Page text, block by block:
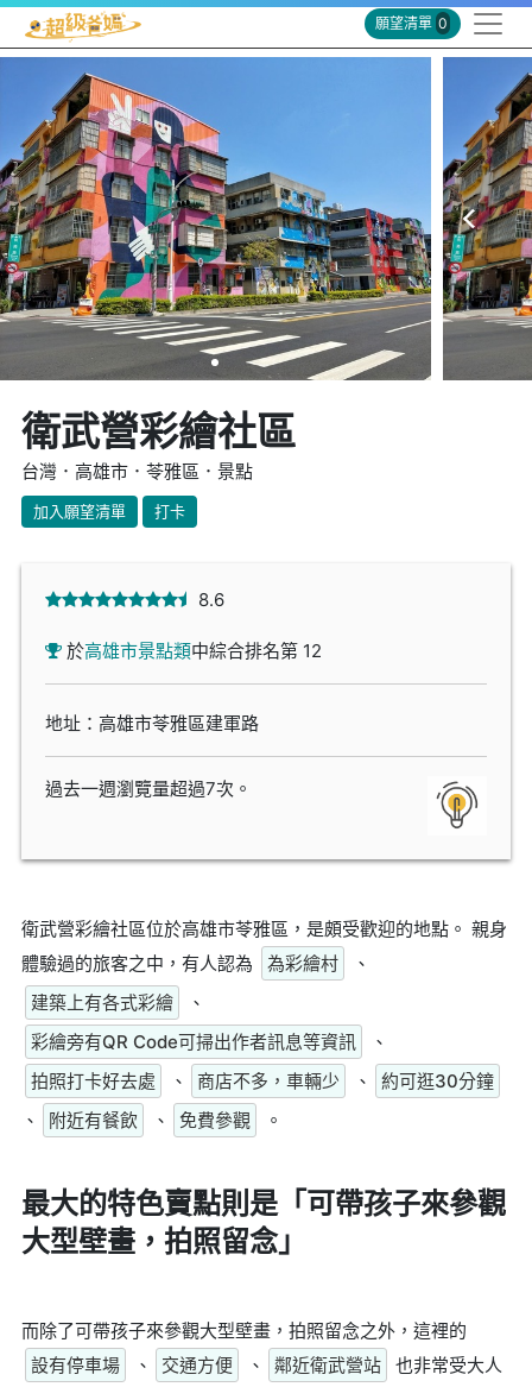
願望清單 0
衛武營彩繪社區
台灣．高雄市．苓雅區．景點
加入願望清單 打卡
8.6
於高雄市景點類中綜合排名第 12
地址：高雄市苓雅區建軍路
過去一週瀏覽量超過7次。
衛武營彩繪社區位於高雄市苓雅區，是頗受歡迎的地點。 親身
體驗過的旅客之中，有人認為
為彩繪村
、
建築上有各式彩繪
、
彩繪旁有QR Code可掃出作者訊息等資訊
、
拍照打卡好去處
、 商店不多，車輛少 、
約可逛30分鐘
、
附近有餐飲 、 免費參觀 。
最大的特色賣點則是「可帶孩子來參觀
大型壁畫，拍照留念」
而除了可帶孩子來參觀大型壁畫，拍照留念之外，這裡的
設有停車場
、 交通方便 、 鄰近衛武營站
也非常受大人